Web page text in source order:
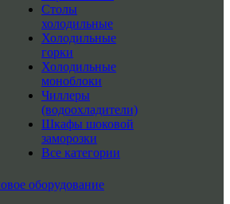
Столы
холодильные
Холодильные
горки
Холодильные
моноблоки
Чиллеры
(водоохладители)
Шкафы шоковой
заморозки
Все категории
оборудование